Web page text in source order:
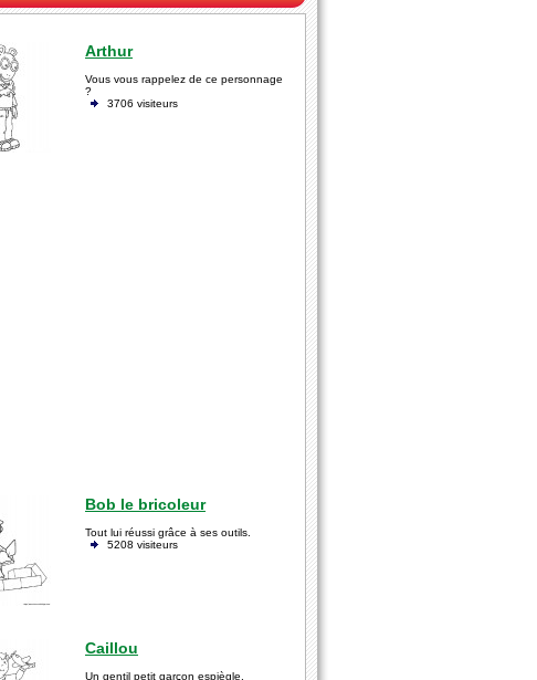
Arthur
Vous vous rappelez de ce personnage
?
3706 visiteurs
Bob le bricoleur
Tout lui réussi grâce à ses outils.
5208 visiteurs
Caillou
Un gentil petit garçon espiègle.